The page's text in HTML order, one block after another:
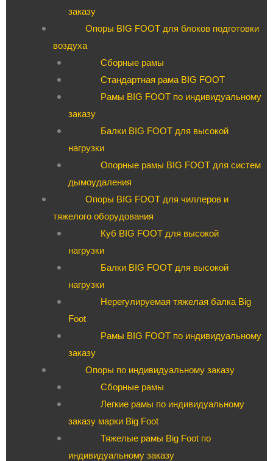
заказу
Опоры BIG FOOT для блоков подготовки
воздуха
Сборные рамы
Стандартная рама BIG FOOT
Рамы BIG FOOT по индивидуальному
заказу
Балки BIG FOOT для высокой
нагрузки
Опорные рамы BIG FOOT для систем
дымоудаления
Опоры BIG FOOT для чиллеров и
тяжелого оборудования
Куб BIG FOOT для высокой
нагрузки
Балки BIG FOOT для высокой
нагрузки
Нерегулируемая тяжелая балка Big
Foot
Рамы BIG FOOT по индивидуальному
заказу
Опоры по индивидуальному заказу
Сборные рамы
Легкие рамы по индивидуальному
заказу марки Big Foot
Тяжелые рамы Big Foot по
индивидуальному заказу